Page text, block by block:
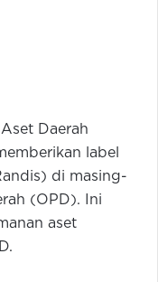
Daerah
label
di masing-
(OPD). Ini
aset